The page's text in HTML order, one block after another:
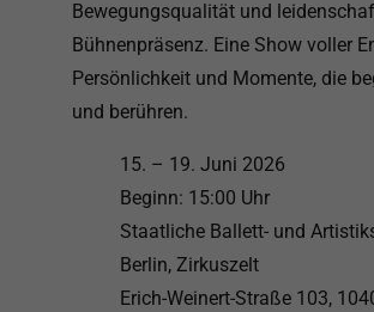
Bewegungsqualität und
Bühnenpräsenz. Eine Show voller
Persönlichkeit und Momente, die
und berühren.
15. – 19. Juni 2026
Beginn: 15:00 Uhr
Staatliche Ballett- und
Berlin, Zirkuszelt
Erich-Weinert-Straße 103,